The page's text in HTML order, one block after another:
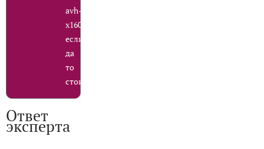
avh-
x1600dvd
если
да
то
стоимость?
Ответ
эксперта